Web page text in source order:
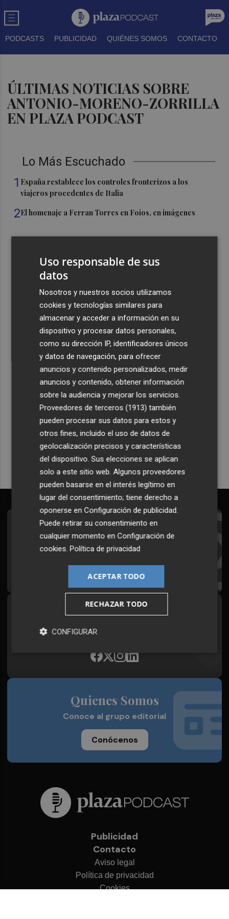
PODCASTS PUBLICIDAD QUIÉNES SOMOS CONTACTO
ÚLTIMAS NOTICIAS SOBRE
ANTONIO-MORENO-ZORRILLA
EN PLAZA PODCAST
Lo Más Escuchado
1 España restablece los controles fronterizos a los
viajeros procedentes de Italia
2El homenaje a Ferran Torres en Foios, en imágenes
Foios se vuelca con Ferran Torres
La serie murciana protagonizada por un conejo de
peluche malhablado y gamberro que triunfa en las
redes: así es 'Yván y Lolo'
Recibe toda la actualidad de
Plaza Podcast en tu correo
Quiero suscribirme
Suscríbete al Boletín
Todos los días a primera hora en tu email
Síguenos en redes
Plaza Podcast, desde cualquier medio
Quienes Somos
Conoce al grupo editorial
Conócenos
Publicidad
Contacto
Aviso legal
Política de privacidad
Cookies
Uso responsable de sus
datos
Nosotros y nuestros socios utilizamos
cookies y tecnologías similares para
almacenar y acceder a información en su
dispositivo y procesar datos personales,
como su dirección IP, identificadores únicos
y datos de navegación, para ofrecer
anuncios y contenido personalizados, medir
anuncios y contenido, obtener información
sobre la audiencia y mejorar los servicios.
Proveedores de terceros (1913) también
pueden procesar sus datos para estos y
otros fines, incluido el uso de datos de
geolocalización precisos y características
del dispositivo. Sus elecciones se aplican
solo a este sitio web. Algunos proveedores
pueden basarse en el interés legítimo en
lugar del consentimiento; tiene derecho a
oponerse enConfiguración de publicidad.
Puede retirar su consentimiento en
cualquier momento enConfiguración de
cookies.Política de privacidad
ACEPTAR TODO
RECHAZAR TODO
CONFIGURAR